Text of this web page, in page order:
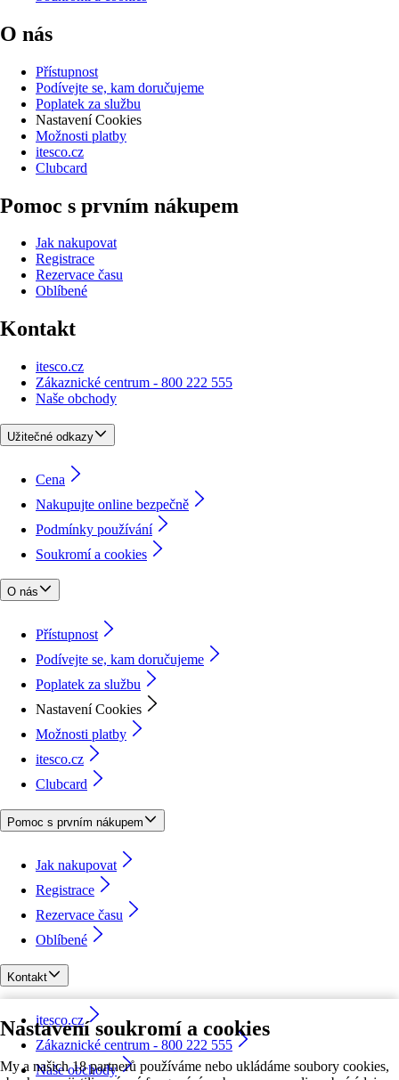
Nastavení soukromí a cookies
My a našich 18 partnerů používáme nebo ukládáme soubory cookies,
O nás
Přístupnost
Podívejte se, kam doručujeme
Poplatek za službu
Nastavení Cookies
Možnosti platby
itesco.cz
Clubcard
Pomoc s prvním nákupem
Jak nakupovat
Registrace
Rezervace času
Oblíbené
Kontakt
itesco.cz
Zákaznické centrum - 800 222 555
Naše obchody
Užitečné odkazy
Cena
Nakupujte online bezpečně
Podmínky používání
Soukromí a cookies
O nás
Přístupnost
Podívejte se, kam doručujeme
Poplatek za službu
Nastavení Cookies
Možnosti platby
itesco.cz
Clubcard
Pomoc s prvním nákupem
Jak nakupovat
Registrace
Rezervace času
Oblíbené
Kontakt
itesco.cz
Zákaznické centrum - 800 222 555
Naše obchody